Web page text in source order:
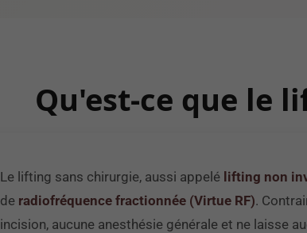
Qu'est-ce que le
Le lifting sans chirurgie, aussi appelé lifting non
de radiofréquence fractionnée (Virtue RF).
incision, aucune anesthésie générale et ne laisse